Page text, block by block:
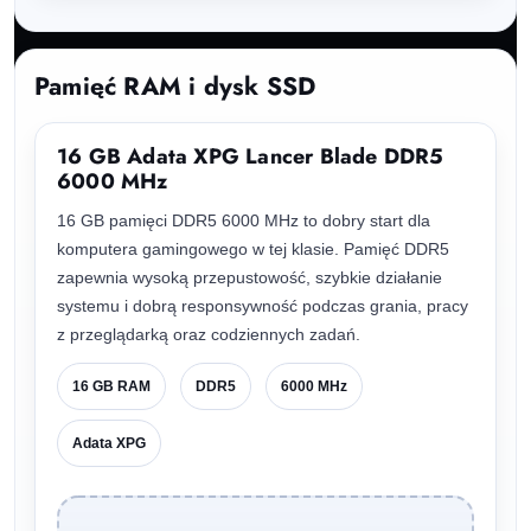
Pamięć RAM i dysk SSD
16 GB Adata XPG Lancer Blade DDR5
6000 MHz
16 GB pamięci DDR5 6000 MHz to dobry start dla
komputera gamingowego w tej klasie. Pamięć DDR5
zapewnia wysoką przepustowość, szybkie działanie
systemu i dobrą responsywność podczas grania, pracy
z przeglądarką oraz codziennych zadań.
16 GB RAM DDR5 6000 MHz
Adata XPG